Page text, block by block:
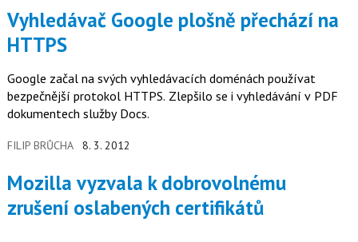
Vyhledávač Google plošně přechází na
HTTPS
Google začal na svých vyhledávacích doménách používat
bezpečnější protokol HTTPS. Zlepšilo se i vyhledávání v PDF
dokumentech služby Docs.
FILIP BRŮCHA 8. 3. 2012
Mozilla vyzvala k dobrovolnému
zrušení oslabených certifikátů